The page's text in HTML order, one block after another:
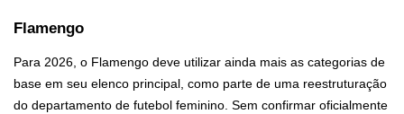
Flamengo
Para 2026, o Flamengo deve utilizar ainda mais as categorias de
base em seu elenco principal, como parte de uma reestruturação
do departamento de futebol feminino. Sem confirmar oficialmente